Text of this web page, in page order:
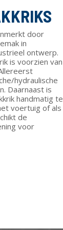
door
in
ontwerp.
is voorzien van
hydraulische
Daarnaast is
handmatig te
voertuig of als
de
voor